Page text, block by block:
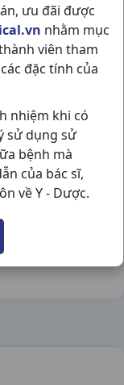
ưu đãi được
nhằm mục
viên tham
đặc tính của
nhiệm khi có
sử dụng sử
bệnh mà
của bác sĩ,
về Y - Dược.